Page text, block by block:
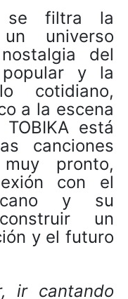
se filtra la
universo
del
y la
cotidiano,
a la escena
está
canciones
pronto,
con el
y su
un
y el futuro
ir cantando